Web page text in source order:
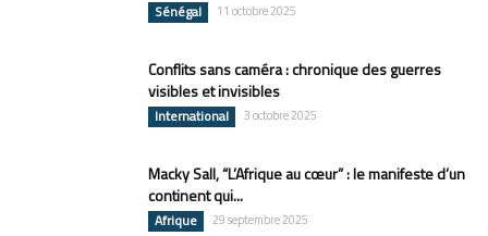
Sénégal 11 octobre 2025
Conflits sans caméra : chronique des guerres
visibles et invisibles
International 3 octobre 2025
Macky Sall, “L’Afrique au cœur” : le manifeste d’un
continent qui...
Afrique 29 septembre 2025